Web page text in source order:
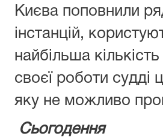
Києва поповнили
інстанцій,
найбільша
своєї роботи судді
яку не можливо
Сьогодення